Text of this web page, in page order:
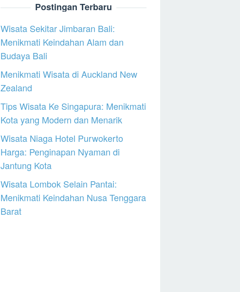
Postingan Terbaru
Wisata Sekitar Jimbaran Bali:
Menikmati Keindahan Alam dan
Budaya Bali
Menikmati Wisata di Auckland New
Zealand
Tips Wisata Ke Singapura: Menikmati
Kota yang Modern dan Menarik
Wisata Niaga Hotel Purwokerto
Harga: Penginapan Nyaman di
Jantung Kota
Wisata Lombok Selain Pantai:
Menikmati Keindahan Nusa Tenggara
Barat